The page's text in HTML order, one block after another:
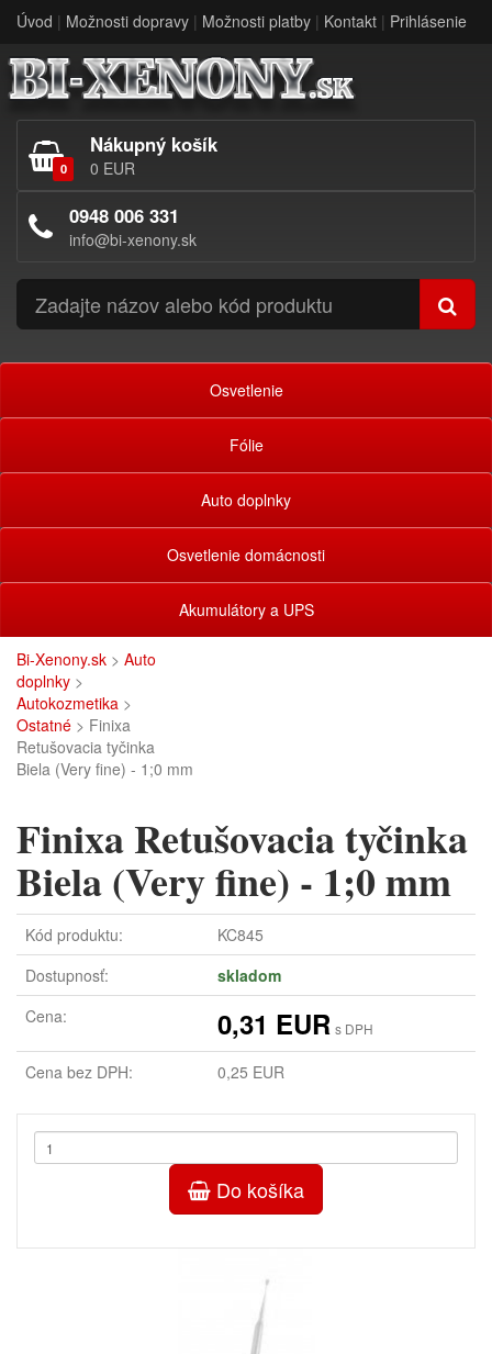
Úvod | Možnosti dopravy | Možnosti platby | Kontakt | Prihlásenie
0
Nákupný košík
0 EUR
0948 006 331
info@bi-xenony.sk
Osvetlenie
Fólie
Auto doplnky
Osvetlenie domácnosti
Akumulátory a UPS
Bi-Xenony.sk > Auto
doplnky >
Autokozmetika >
Ostatné > Finixa
Retušovacia tyčinka
Biela (Very fine) - 1;0 mm
Finixa Retušovacia tyčinka
Biela (Very fine) - 1;0 mm
Kód produktu:
KC845
Dostupnosť:
skladom
Cena:
0,31 EUR s DPH
Cena bez DPH: 0,25 EUR
Do košíka